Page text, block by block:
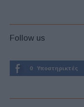
Follow us
0 Υποστηρικτές